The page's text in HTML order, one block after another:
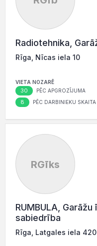
Radiotehnika,
Rīga, Nīcas iela 10
VIETA NOZARĒ
30 PĒC APGROZĪJUMA
8 PĒC DARBINIEKU SKAITA
RGīks
RUMBULA,
sabiedrība
Rīga, Latgales iela 420